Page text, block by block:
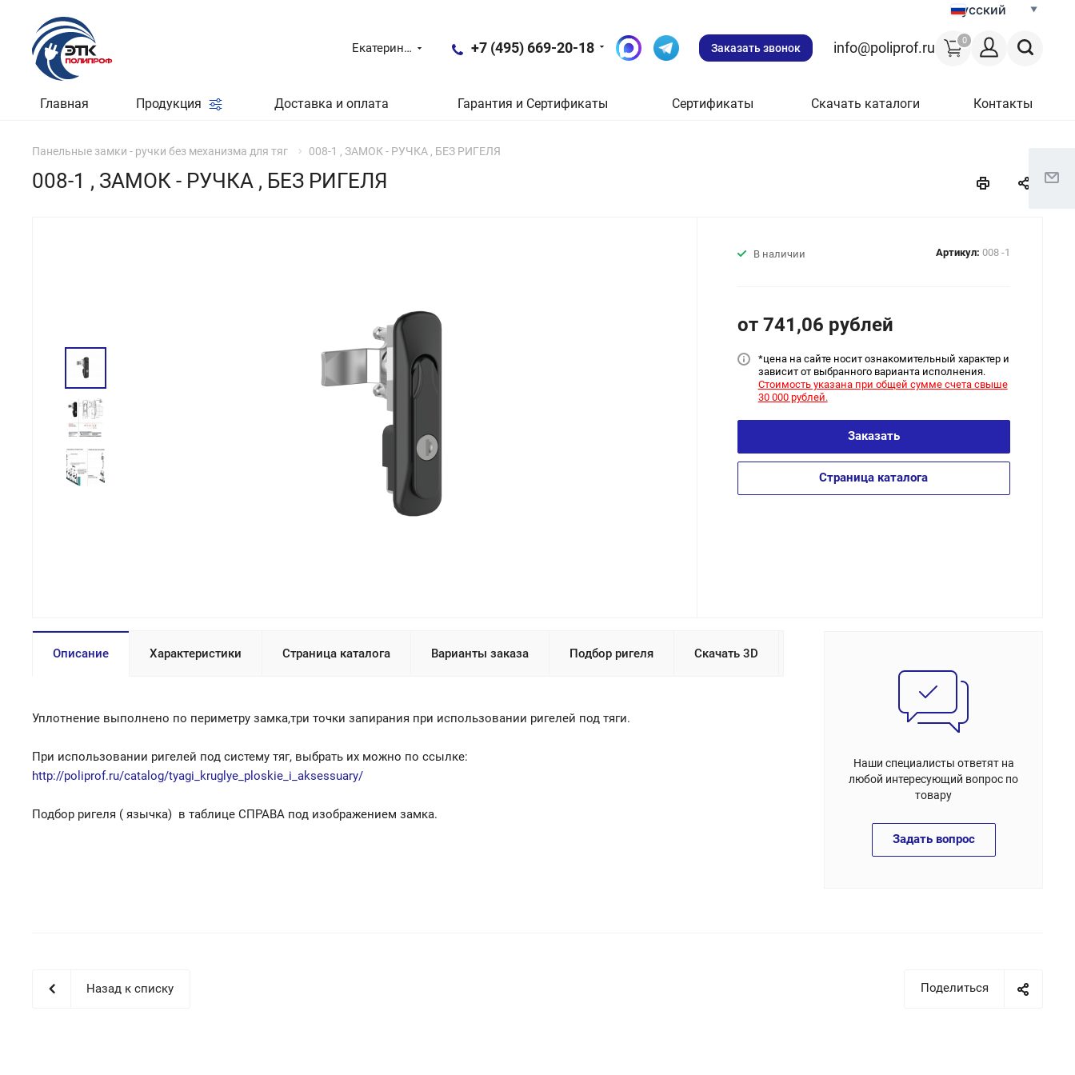
Русский
0
Екатеринбург +7 (495) 669-20-18 Заказать звонок info@poliprof.ru
Главная Продукция Доставка и оплата Гарантия и Сертификаты Сертификаты Скачать каталоги Контакты
Панельные замки - ручки без механизма для тяг 008-1 , ЗАМОК - РУЧКА , БЕЗ РИГЕЛЯ
008-1 , ЗАМОК - РУЧКА , БЕЗ РИГЕЛЯ
В наличии Артикул: 008 -1
от 741,06 рублей
*цена на сайте носит ознакомительный характер и
зависит от выбранного варианта исполнения.
Стоимость указана при общей сумме счета свыше
30 000 рублей.
Заказать
Страница каталога
Описание Характеристики Страница каталога Варианты заказа Подбор ригеля Скачать 3D
Уплотнение выполнено по периметру замка,три точки запирания при использовании ригелей под тяги.
При использовании ригелей под систему тяг, выбрать их можно по ссылке:
http://poliprof.ru/catalog/tyagi_kruglye_ploskie_i_aksessuary/
Подбор ригеля ( язычка) в таблице СПРАВА под изображением замка.
Наши специалисты ответят на
любой интересующий вопрос по
товару
Задать вопрос
Поделиться
Назад к списку